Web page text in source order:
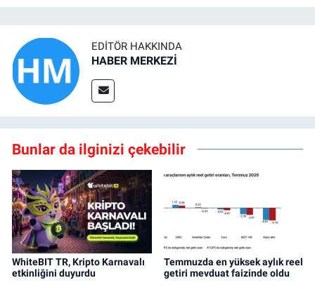
EDITÖR HAKKINDA
HABER MERKEZİ
Bunlar da ilginizi çekebilir
WhiteBIT TR, Kripto Karnavalı
etkinliğini duyurdu
Temmuzda en yüksek aylık reel
getiri mevduat faizinde oldu